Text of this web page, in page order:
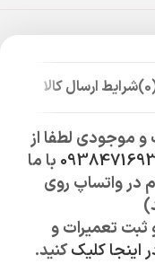
شرایط ارسال کالا
موجودی لطفا از
با ما
در واتساپ روی
ثبت تعمیرات و
اینجا کلیککنید.